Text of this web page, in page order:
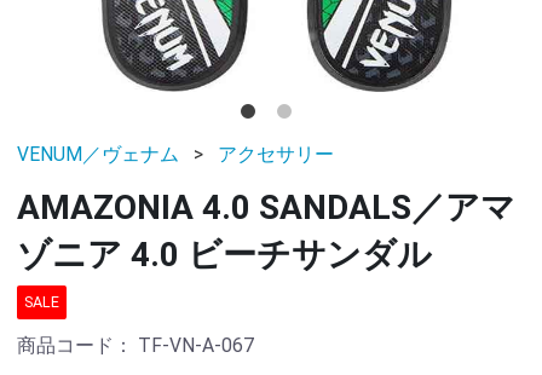
VENUM／ヴェナム アクセサリー
AMAZONIA 4.0 SANDALS／アマ
ゾニア 4.0 ビーチサンダル
SALE
商品コード： TF-VN-A-067